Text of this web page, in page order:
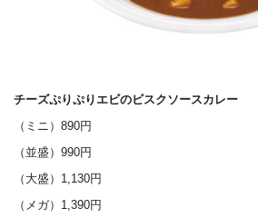
チーズぷりぷりエビのビスクソースカレー
（ミニ）890円
（並盛）990円
（大盛）1,130円
（メガ）1,390円